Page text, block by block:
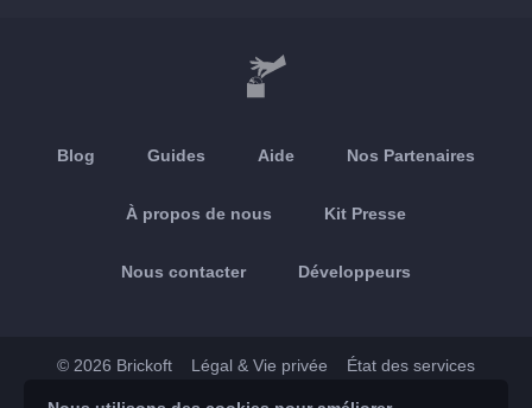
Blog Guides Aide Nos Partenaires
À propos de nous Kit Presse
Nous contacter Développeurs
© 2026 Brickoft Légal & Vie privée État des services